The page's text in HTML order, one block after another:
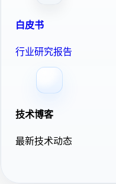
白皮书
行业研究报告
技术博客
最新技术动态